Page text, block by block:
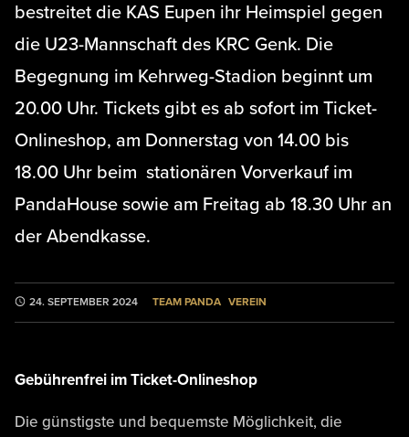
bestreitet die KAS Eupen ihr Heimspiel gegen
die U23-Mannschaft des KRC Genk. Die
Begegnung im Kehrweg-Stadion beginnt um
20.00 Uhr. Tickets gibt es ab sofort im Ticket-
Onlineshop, am Donnerstag von 14.00 bis
18.00 Uhr beim stationären Vorverkauf im
PandaHouse sowie am Freitag ab 18.30 Uhr an
der Abendkasse.
24. SEPTEMBER 2024 TEAM PANDA VEREIN
Gebührenfrei im Ticket-Onlineshop
Die günstigste und bequemste Möglichkeit, die